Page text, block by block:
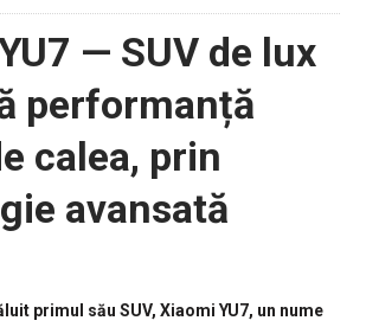
— SUV de lux
performanță
calea, prin
avansată
primul său SUV, Xiaomi YU7, un nume